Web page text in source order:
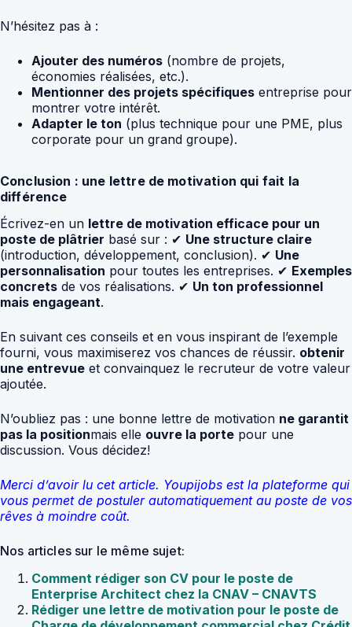
N’hésitez pas à :
Ajouter des numéros (nombre de projets,
économies réalisées, etc.).
Mentionner des projets spécifiques entreprise pour
montrer votre intérêt.
Adapter le ton (plus technique pour une PME, plus
corporate pour un grand groupe).
Conclusion : une lettre de motivation qui fait la
différence
Écrivez-en un lettre de motivation efficace pour un
poste de plâtrier basé sur : ✔ Une structure claire
(introduction, développement, conclusion). ✔ Une
personnalisation pour toutes les entreprises. ✔ Exemples
concrets de vos réalisations. ✔ Un ton professionnel
mais engageant.
En suivant ces conseils et en vous inspirant de l’exemple
fourni, vous maximiserez vos chances de réussir. obtenir
une entrevue et convainquez le recruteur de votre valeur
ajoutée.
N’oubliez pas : une bonne lettre de motivation ne garantit
pas la positionmais elle ouvre la porte pour une
discussion. Vous décidez!
Merci d’avoir lu cet article. Youpijobs est la plateforme qui
vous permet de postuler automatiquement au poste de vos
rêves à moindre coût.
Nos articles sur le même sujet:
Comment rédiger son CV pour le poste de
Enterprise Architect chez la CNAV – CNAVTS
Rédiger une lettre de motivation pour le poste de